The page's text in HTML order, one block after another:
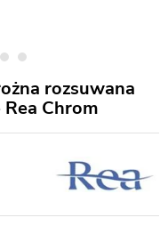
rozsuwana
Chrom